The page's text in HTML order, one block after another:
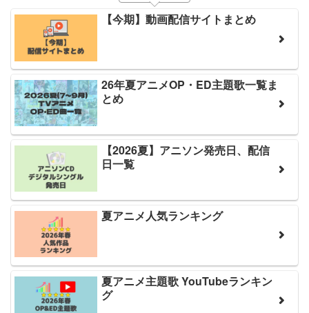
【今期】動画配信サイトまとめ
26年夏アニメOP・ED主題歌一覧ま
とめ
【2026夏】アニソン発売日、配信
日一覧
夏アニメ人気ランキング
夏アニメ主題歌 YouTubeランキン
グ